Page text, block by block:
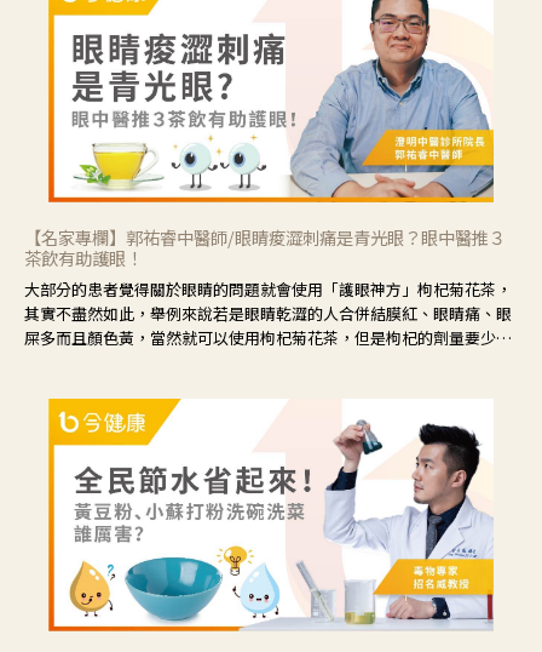
【名家專欄】郭祐睿中醫師/眼睛痠澀刺痛是青光眼？眼中醫推３
茶飲有助護眼！
大部分的患者覺得關於眼睛的問題就會使用「護眼神方」枸杞菊花茶，
其實不盡然如此，舉例來說若是眼睛乾澀的人合併結膜紅、眼睛痛、眼
屎多而且顏色黃，當然就可以使用枸杞菊花茶，但是枸杞的劑量要少，
候就要使用菊花、金銀花來治療；假如單純的眼睛乾澀，結膜沒有紅，
眼睛周圍沒有眼屎，這種情況是屬於「陰虛」，就可以使用枸杞、蓮
藕、麥門冬、山藥等比較滋潤的藥材，效果就更顯著。